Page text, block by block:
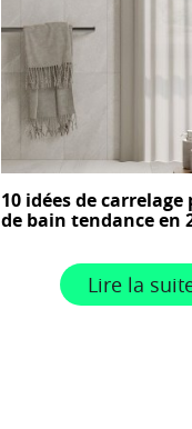
10 idées de
de bain tendance en
Lire la